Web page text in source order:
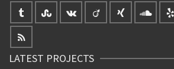
LATEST PROJECTS